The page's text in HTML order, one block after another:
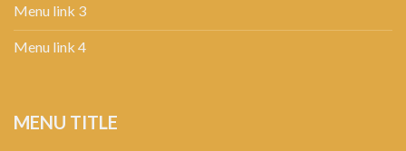
Menu link 3
Menu link 4
MENU TITLE